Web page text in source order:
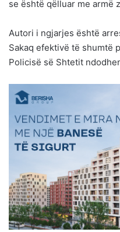
se është qëlluar me armë
Autori i ngjarjes është
Sakaq efektivë të shumtë
Policisë së Shtetit